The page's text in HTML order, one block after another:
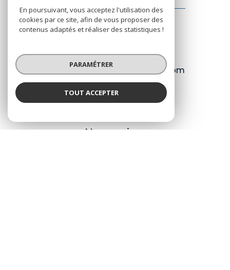
Agence du Roannais SAS
34 rue Emile noirot
42300
04 77 72 99 32
contact@agenceduroannais.com
Nous suivre
En poursuivant, vous acceptez l'utilisation des
cookies par ce site, afin de vous proposer des
contenus adaptés et réaliser des statistiques !
PARAMÉTRER
TOUT ACCEPTER